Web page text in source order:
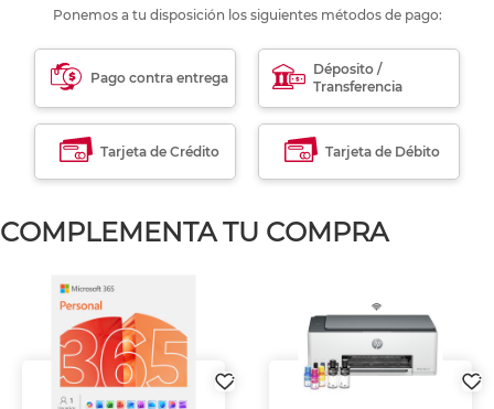
Ponemos a tu disposición los siguientes métodos de pago:
Pago contra entrega
Déposito /
Transferencia
Tarjeta de Crédito Tarjeta de Débito
COMPLEMENTA TU COMPRA